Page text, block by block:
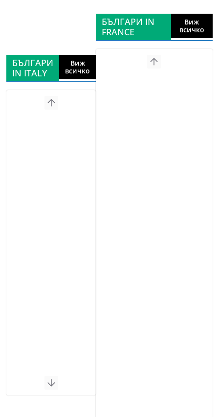
БЪЛГАРИ
IN ITALY
Виж
всичко
БЪЛГАРИ IN
FRANCE
Виж
всичко